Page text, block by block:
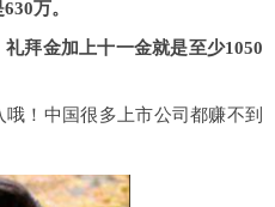
万。
拜金加上十一金就是至少1050
！中国很多上市公司都赚不到